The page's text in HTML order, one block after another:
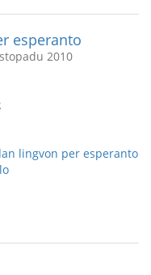
esperanto
2010
lingvon per esperanto